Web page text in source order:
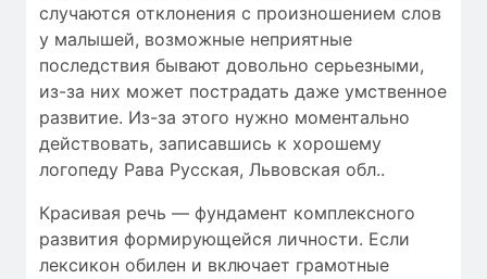
случаются отклонения c произношением слов
у малышей, возможные неприятные
последствия бывают довольно серьезными,
из-за них может пострадать даже умственное
развитие. Из-за этого нужно моментально
действовать, записавшись к хорошему
логопеду Рава Русская, Львовская обл..
Красивая речь — фундамент комплексного
развития формирующейся личности. Если
лексикон обилен и включает грамотные